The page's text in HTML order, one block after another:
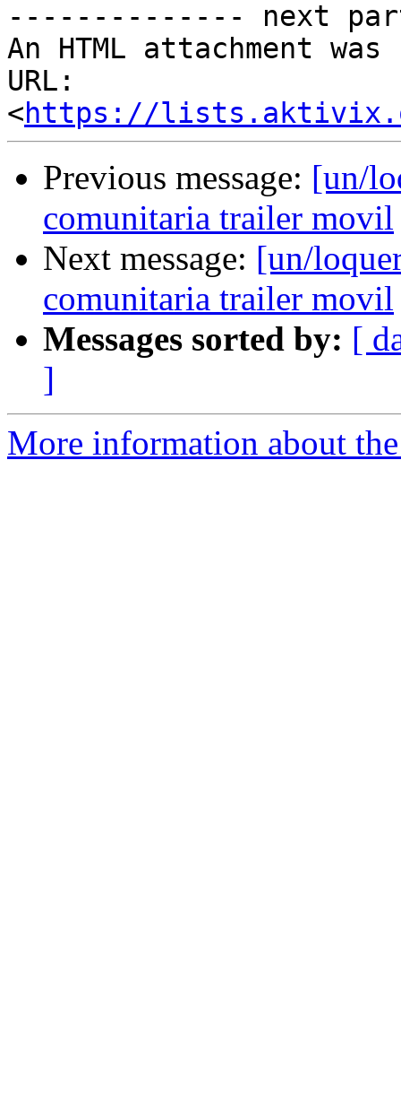
-------------- next
An HTML attachment
URL:
<https://
Previous message: [un/
comunitaria trailer movil
Next message: [un/
comunitaria trailer movil
Messages sorted by: [
]
More information about